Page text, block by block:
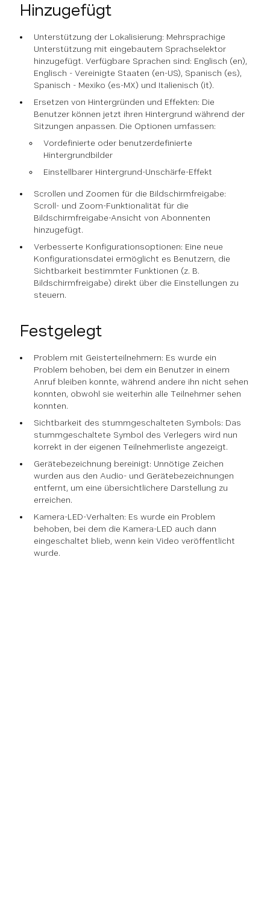
Hinzugefügt
Unterstützung der Lokalisierung: Mehrsprachige
Unterstützung mit eingebautem Sprachselektor
hinzugefügt. Verfügbare Sprachen sind: Englisch (en),
Englisch - Vereinigte Staaten (en-US), Spanisch (es),
Spanisch - Mexiko (es-MX) und Italienisch (it).
Ersetzen von Hintergründen und Effekten: Die
Benutzer können jetzt ihren Hintergrund während der
Sitzungen anpassen. Die Optionen umfassen:
Vordefinierte oder benutzerdefinierte
Hintergrundbilder
Einstellbarer Hintergrund-Unschärfe-Effekt
Scrollen und Zoomen für die Bildschirmfreigabe:
Scroll- und Zoom-Funktionalität für die
Bildschirmfreigabe-Ansicht von Abonnenten
hinzugefügt.
Verbesserte Konfigurationsoptionen: Eine neue
Konfigurationsdatei ermöglicht es Benutzern, die
Sichtbarkeit bestimmter Funktionen (z. B.
Bildschirmfreigabe) direkt über die Einstellungen zu
steuern.
Festgelegt
Problem mit Geisterteilnehmern: Es wurde ein
Problem behoben, bei dem ein Benutzer in einem
Anruf bleiben konnte, während andere ihn nicht sehen
konnten, obwohl sie weiterhin alle Teilnehmer sehen
konnten.
Sichtbarkeit des stummgeschalteten Symbols: Das
stummgeschaltete Symbol des Verlegers wird nun
korrekt in der eigenen Teilnehmerliste angezeigt.
Gerätebezeichnung bereinigt: Unnötige Zeichen
wurden aus den Audio- und Gerätebezeichnungen
entfernt, um eine übersichtlichere Darstellung zu
erreichen.
Kamera-LED-Verhalten: Es wurde ein Problem
behoben, bei dem die Kamera-LED auch dann
eingeschaltet blieb, wenn kein Video veröffentlicht
wurde.